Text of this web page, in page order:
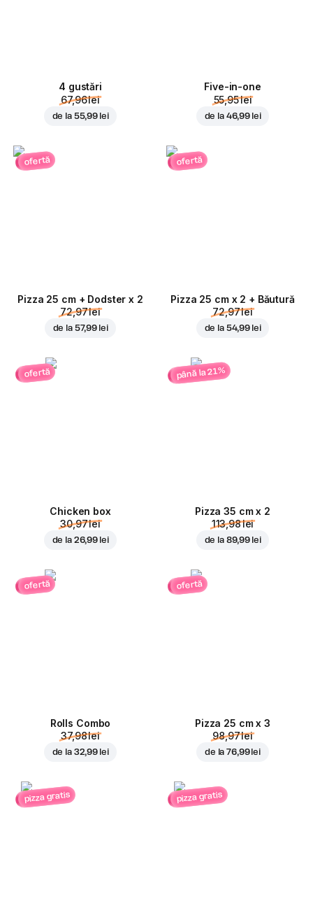
4 gustări
67,96 lei
de la 55,99 lei
Five-in-one
55,95 lei
de la 46,99 lei
ofertă
Pizza 25 cm + Dodster x 2
72,97 lei
de la 57,99 lei
ofertă
Pizza 25 cm x 2 + Băutură
72,97 lei
de la 54,99 lei
ofertă
Chicken box
30,97 lei
de la 26,99 lei
până la 21%
Pizza 35 cm x 2
113,98 lei
de la 89,99 lei
ofertă
Rolls Combo
37,98 lei
de la 32,99 lei
ofertă
Pizza 25 cm x 3
98,97 lei
de la76,99 lei
pizza gratis pizza gratis